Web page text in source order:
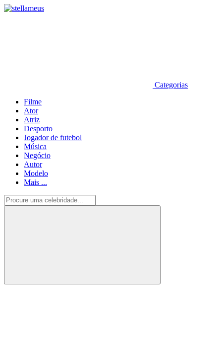
Categorias
Filme
Ator
Atriz
Desporto
Jogador de futebol
Música
Negócio
Autor
Modelo
Mais ...